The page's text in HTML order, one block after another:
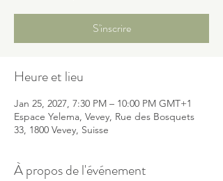
S'inscrire
Heure et lieu
Jan 25, 2027, 7:30 PM – 10:00 PM GMT+1
Espace Yelema, Vevey, Rue des Bosquets
33, 1800 Vevey, Suisse
À propos de l'événement